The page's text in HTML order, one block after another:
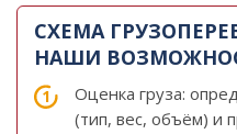
СХЕМА
НАШИ
Оценка груза:
(тип, вес, объём) и